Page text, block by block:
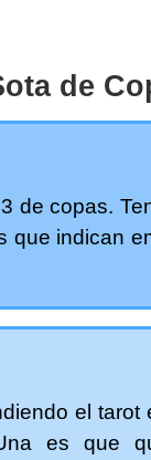
de
de copas.
que indican
el
es que